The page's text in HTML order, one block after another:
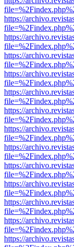
https://
https://
https://
https://
https://
https://
https://
https://
https://
https://
https://
https://
https://